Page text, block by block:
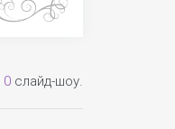
0 слайд-шоу.